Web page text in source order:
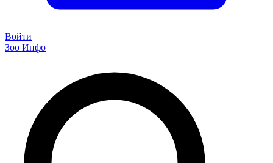
Войти
Зоо Инфо